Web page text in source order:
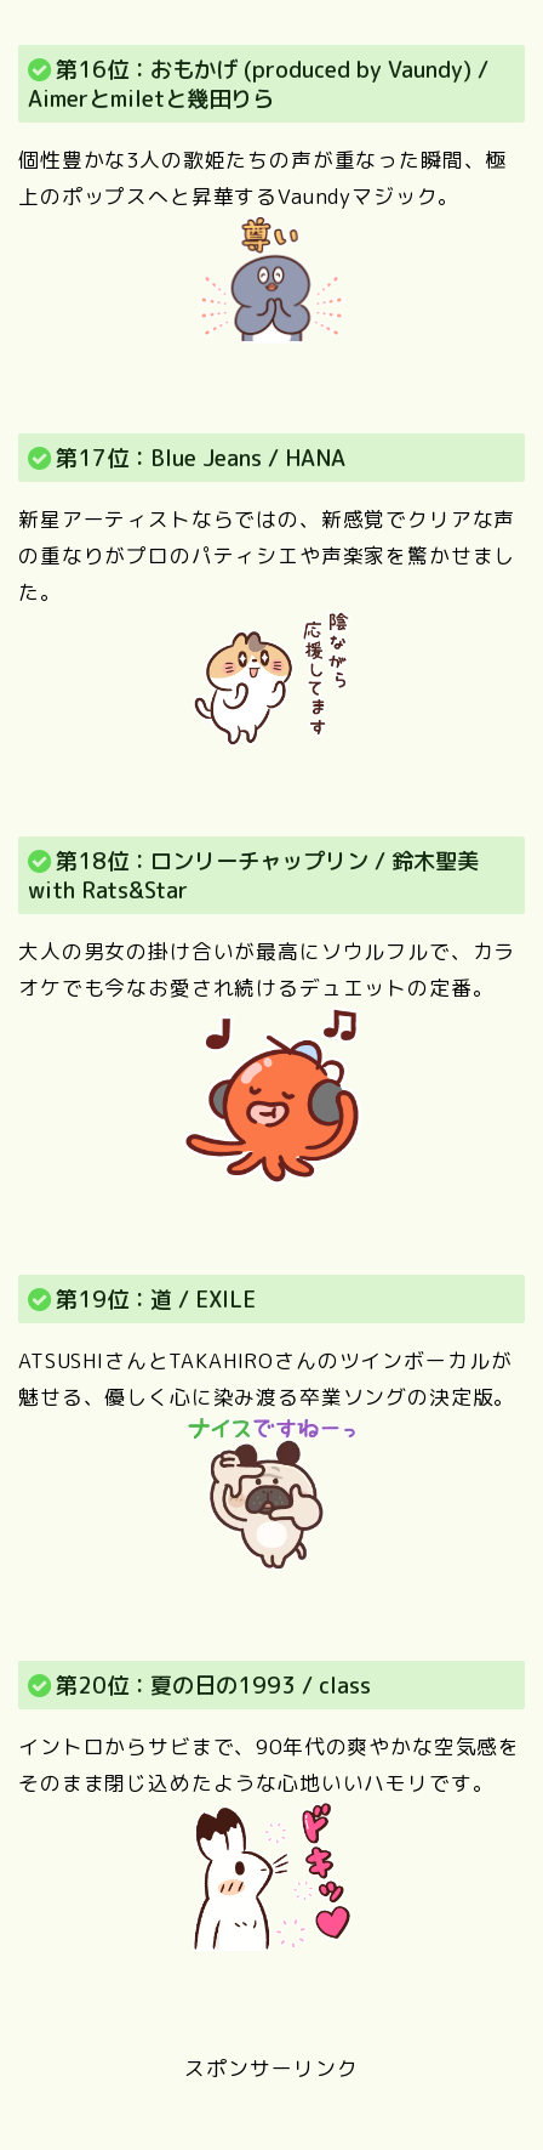
第16位：おもかげ (produced by Vaundy) /
Aimerとmiletと幾田りら
個性豊かな3人の歌姫たちの声が重なった瞬間、極
上のポップスへと昇華するVaundyマジック。
第17位：Blue Jeans / HANA
新星アーティストならではの、新感覚でクリアな声
の重なりがプロのパティシエや声楽家を驚かせまし
た。
第18位：ロンリーチャップリン / 鈴木聖美
with Rats&Star
大人の男女の掛け合いが最高にソウルフルで、カラ
オケでも今なお愛され続けるデュエットの定番。
第19位：道 / EXILE
ATSUSHIさんとTAKAHIROさんのツインボーカルが
魅せる、優しく心に染み渡る卒業ソングの決定版。
第20位：夏の日の1993 / class
イントロからサビまで、90年代の爽やかな空気感を
そのまま閉じ込めたような心地いいハモリです。
スポンサーリンク